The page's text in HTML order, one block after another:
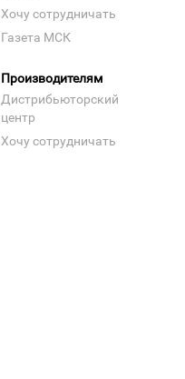
Хочу сотрудничать
Газета МСК
Производителям
Дистрибьюторский
центр
Хочу сотрудничать